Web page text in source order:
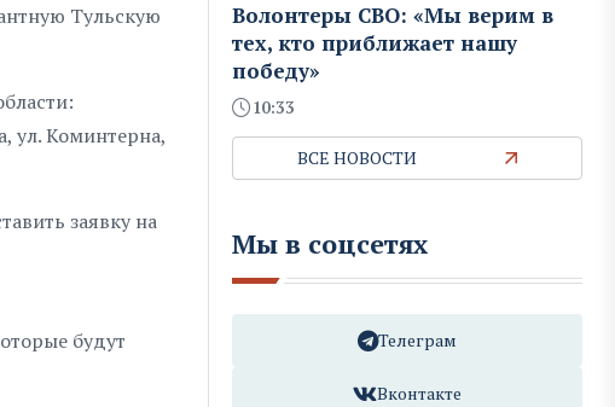
Тульскую
ул. Коминтерна,
заявку на
будут
Волонтеры СВО: «Мы верим в
тех, кто приближает нашу
победу»
10:33
ВСЕ НОВОСТИ
Мы в соцсетях
Телеграм
Вконтакте